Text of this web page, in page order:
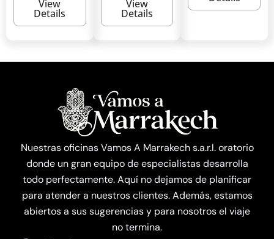
View
Details
View
Details
Nuestras oficinas Vamos A Marrakech s.a.r.l. oratorio
donde un gran equipo de especialistas desarrolla
todo perfectamente. Aquí no dejamos de planificar
para atender a nuestros clientes. Además, estamos
abiertos a sus sugerencias y para nosotros el viaje
no termina.